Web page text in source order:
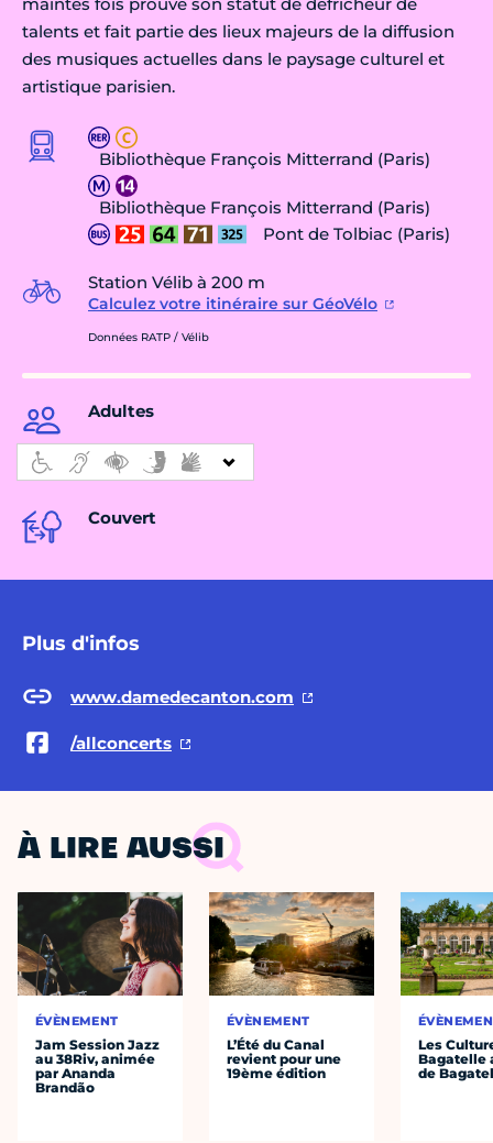
talents et fait partie des lieux majeurs de la diffusion
des musiques actuelles dans le paysage culturel et
artistique parisien.
Bibliothèque François Mitterrand (Paris)
Bibliothèque François Mitterrand (Paris)
Pont de Tolbiac (Paris)
Station Vélib à 200 m
Calculez votre itinéraire sur GéoVélo
Données RATP / Vélib
Adultes
Couvert
Plus d'infos
www.damedecanton.com
/allconcerts
À LIRE AUSSI
ÉVÈNEMENT
Jam Session Jazz
au 38Riv, animée
par Ananda
Brandão
ÉVÈNEMENT
L’Été du Canal
revient pour une
19ème édition
Les
Bagatelle
de